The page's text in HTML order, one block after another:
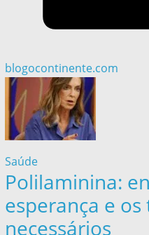
blogocontinente.com
Saúde
Polilaminina:
esperança e
necessários